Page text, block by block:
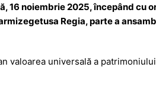
16 noiembrie 2025, începând cu
Regia, parte a
valoarea universală a